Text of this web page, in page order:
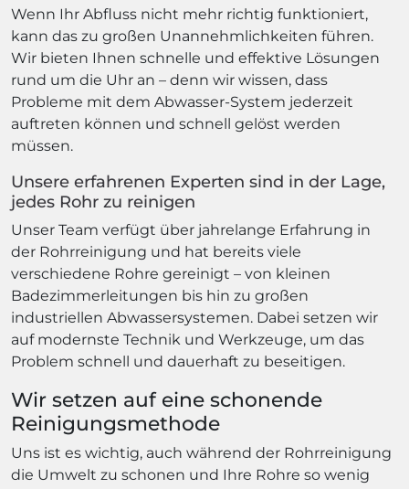
Wenn Ihr Abfluss nicht mehr richtig funktioniert,
kann das zu großen Unannehmlichkeiten führen.
Wir bieten Ihnen schnelle und effektive Lösungen
rund um die Uhr an – denn wir wissen, dass
Probleme mit dem Abwasser-System jederzeit
auftreten können und schnell gelöst werden
müssen.
Unsere erfahrenen Experten sind in der Lage,
jedes Rohr zu reinigen
Unser Team verfügt über jahrelange Erfahrung in
der Rohrreinigung und hat bereits viele
verschiedene Rohre gereinigt – von kleinen
Badezimmerleitungen bis hin zu großen
industriellen Abwassersystemen. Dabei setzen wir
auf modernste Technik und Werkzeuge, um das
Problem schnell und dauerhaft zu beseitigen.
Wir setzen auf eine schonende
Reinigungsmethode
Uns ist es wichtig, auch während der Rohrreinigung
die Umwelt zu schonen und Ihre Rohre so wenig